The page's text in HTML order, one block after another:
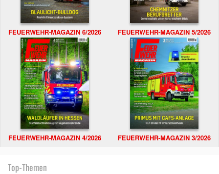
FEUERWEHR-MAGAZIN 6/2026 FEUERWEHR-MAGAZIN 5/2026
FEUERWEHR-MAGAZIN 4/2026 FEUERWEHR-MAGAZIN 3/2026
Top-Themen